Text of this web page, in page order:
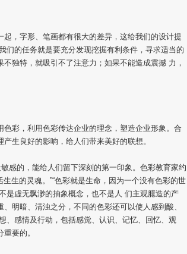
，字形、笔画都有很大的差异，这给我们的设计提
们的任务就是要充分发现挖掘有利条件，寻求适当的
独特，就吸引不了注意力；如果不能造成震撼 力，
彩，利用色彩传达企业的理念，塑造企业形象。合
生良好的影响，给人们带来美好的联想。
感的，能给人们留下深刻的第一印象。色彩教育家约
生的灵魂。”“色彩就是生命，因为一个没有色彩的世
是虚无飘渺的抽象概念，也不是人 们主观臆造的产
明暗、清浊之分，不同的色彩还可以使人感到酸、
、感情及行动，包括感觉、认识、记忆、回忆、观
要的。